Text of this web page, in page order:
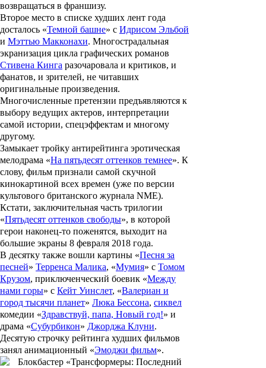
возвращаться в франшизу.
Второе место в списке худших лент года
досталось «Темной башне» с Идрисом Эльбой
и Мэттью Макконахи. Многострадальная
экранизация цикла графических романов
Стивена Кинга разочаровала и критиков, и
фанатов, и зрителей, не читавших
оригинальные произведения.
Многочисленные претензии предъявляются к
выбору ведущих актеров, интерпретации
самой истории, спецэффектам и многому
другому.
Замыкает тройку антирейтинга эротическая
мелодрама «На пятьдесят оттенков темнее». К
слову, фильм признали самой скучной
кинокартиной всех времен (уже по версии
культового британского журнала NME).
Кстати, заключительная часть трилогии
«Пятьдесят оттенков свободы», в которой
герои наконец-то поженятся, выходит на
большие экраны 8 февраля 2018 года.
В десятку также вошли картины «Песня за
песней» Терренса Малика, «Мумия» с Томом
Крузом, приключенческий боевик «Между
нами горы» с Кейт Уинслет, «Валериан и
город тысячи планет» Люка Бессона, сиквел
комедии «Здравствуй, папа, Новый год!» и
драма «Субурбикон» Джорджа Клуни.
Десятую строчку рейтинга худших фильмов
занял анимационный «Эмоджи фильм».